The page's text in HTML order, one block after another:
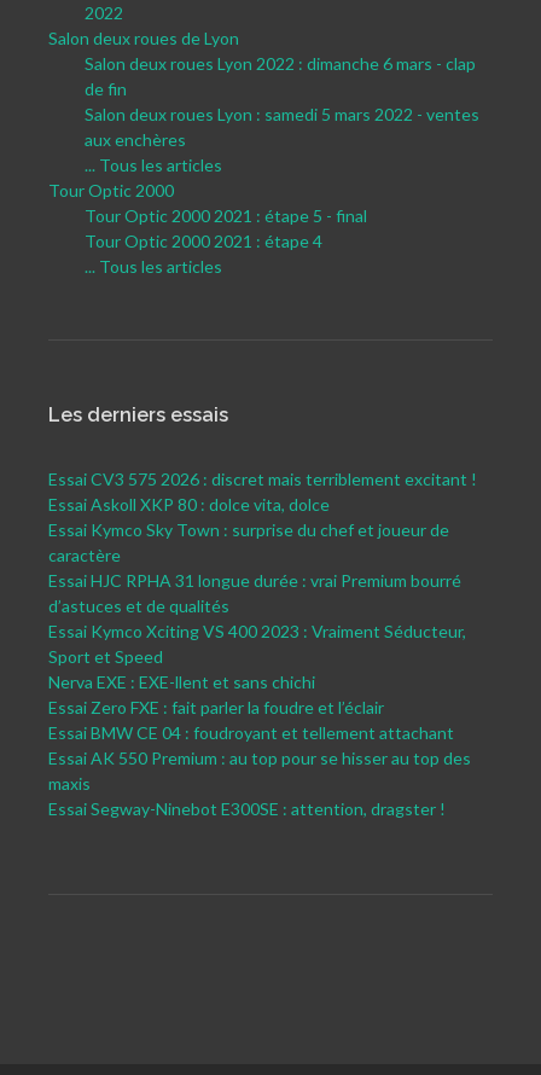
2022
Salon deux roues de Lyon
Salon deux roues Lyon 2022 : dimanche 6 mars - clap
de fin
Salon deux roues Lyon : samedi 5 mars 2022 - ventes
aux enchères
... Tous les articles
Tour Optic 2000
Tour Optic 2000 2021 : étape 5 - final
Tour Optic 2000 2021 : étape 4
... Tous les articles
Les derniers essais
Essai CV3 575 2026 : discret mais terriblement excitant !
Essai Askoll XKP 80 : dolce vita, dolce
Essai Kymco Sky Town : surprise du chef et joueur de
caractère
Essai HJC RPHA 31 longue durée : vrai Premium bourré
d’astuces et de qualités
Essai Kymco Xciting VS 400 2023 : Vraiment Séducteur,
Sport et Speed
Nerva EXE : EXE-llent et sans chichi
Essai Zero FXE : fait parler la foudre et l’éclair
Essai BMW CE 04 : foudroyant et tellement attachant
Essai AK 550 Premium : au top pour se hisser au top des
maxis
Essai Segway-Ninebot E300SE : attention, dragster !